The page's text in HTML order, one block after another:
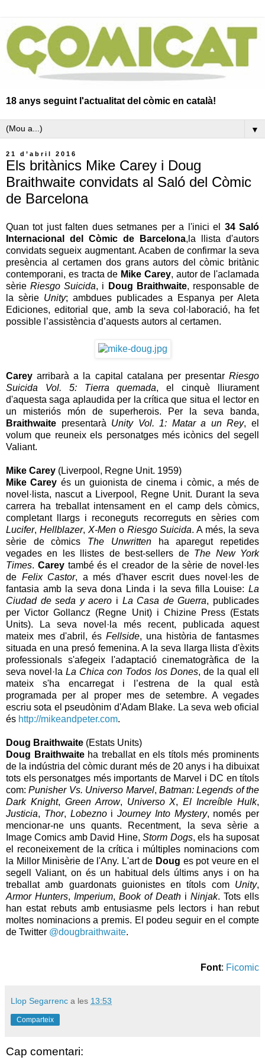
18 anys seguint l'actualitat del còmic en català!
▼
21 d’abril 2016
Els britànics Mike Carey i Doug
Braithwaite convidats al Saló del Còmic
de Barcelona
Quan tot just falten dues setmanes per a l'inici el 34 Saló
Internacional del Còmic de Barcelona, ​​la llista d'autors
convidats segueix augmentant. Acaben de confirmar la seva
presència al certamen dos grans autors del còmic britànic
contemporani, es tracta de Mike Carey, autor de l'aclamada
sèrieRiesgo Suicida, i Doug Braithwaite, responsable de
la sèrie Unity; ambdues publicades a Espanya per Aleta
Ediciones, editorial que, amb la seva col·laboració, ha fet
possible l’assistència d’aquests autors al certamen.
Carey arribarà a la capital catalana per presentar Riesgo
Suicida Vol. 5: Tierra quemada, el cinquè lliurament
d'aquesta saga aplaudida per la crítica que situa el lector en
un misteriós món de superherois. Per la seva banda,
Braithwaite presentarà Unity Vol. 1: Matar a un Rey, el
volum que reuneix els personatges més icònics del segell
Valiant.
Mike Carey (Liverpool, Regne Unit. 1959)
Mike Carey és un guionista de cinema i còmic, a més de
novel·lista, nascut a Liverpool, Regne Unit. Durant la seva
carrera ha treballat intensament en el camp dels còmics,
completant llargs i reconeguts recorreguts en sèries com
Lucifer, Hellblazer, X-Meno Riesgo Suicida. A més, la seva
sèrie de còmics The Unwrittenha aparegut repetides
vegades en les llistes de best-sellers de The New York
Times. Careytambé és el creador de la sèrie de novel·les
de Felix Castor, a més d'haver escrit dues novel·les de
fantasia amb la seva dona Linda i la seva filla Louise: La
Ciudad de seda y acero i La Casa de Guerra, publicades
per Victor Gollancz (Regne Unit) i Chizine Press (Estats
Units). La seva novel·la més recent, publicada aquest
mateix mes d'abril, és Fellside, una història de fantasmes
situada en una presó femenina. A la seva llarga llista d'èxits
professionals s'afegeix l'adaptació cinematogràfica de la
seva novel·laLa Chica con Todos los Dones, de la qual ell
mateix s'ha encarregat i l’estrena de la qual està
programada per al proper mes de setembre. A vegades
escriu sota el pseudònim d'Adam Blake. La seva web oficial
és http://mikeandpeter.com.
Doug Braithwaite (Estats Units)
Doug Braithwaiteha treballat en els títols més prominents
de la indústria del còmic durant més de 20 anys i ha dibuixat
tots els personatges més importants de Marvel i DC en títols
com:Punisher Vs. Universo Marvel, Batman: Legends of the
Dark Knight, Green Arrow, Universo X,El Increíble Hulk,
Justicia, Thor, Lobeznoi Journey Into Mystery, només per
mencionar-ne uns quants. Recentment, la seva sèrie a
Image Comics amb David Hine,Storm Dogs, els ha suposat
el reconeixement de la crítica i múltiples nominacions com
la Millor Minisèrie de l'Any. L'art de Doug es pot veure en el
segell Valiant, on és un habitual dels últims anys i on ha
treballat amb guardonats guionistes en títols com Unity,
Armor Hunters, Imperium, Book of Death i Ninjak. Tots ells
han estat rebuts amb entusiasme pels lectors i han rebut
moltes nominacions a premis. El podeu seguir en el compte
de Twitter @dougbraithwaite.
Font: Ficomic
Llop Segarrenc a les 13:53
Comparteix
Cap comentari: